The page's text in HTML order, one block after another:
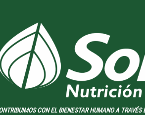
CON EL BIENESTAR HUMANO A